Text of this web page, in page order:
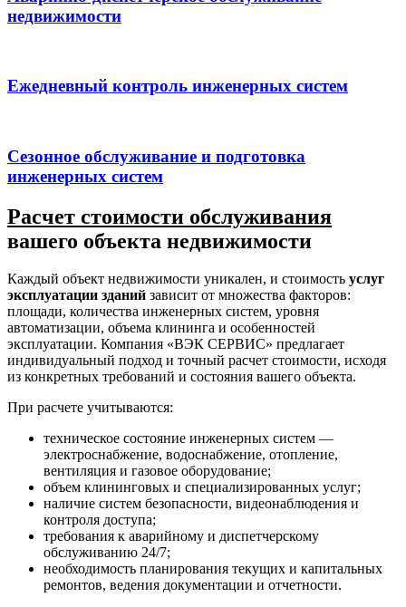
недвижимости
Ежедневный контроль инженерных систем
Сезонное обслуживание и подготовка
инженерных систем
Расчет стоимости обслуживания
вашего объекта недвижимости
Каждый объект недвижимости уникален, и стоимость услуг
эксплуатации зданий зависит от множества факторов:
площади, количества инженерных систем, уровня
автоматизации, объема клининга и особенностей
эксплуатации. Компания «ВЭК СЕРВИС» предлагает
индивидуальный подход и точный расчет стоимости, исходя
из конкретных требований и состояния вашего объекта.
При расчете учитываются:
техническое состояние инженерных систем —
электроснабжение, водоснабжение, отопление,
вентиляция и газовое оборудование;
объем клининговых и специализированных услуг;
наличие систем безопасности, видеонаблюдения и
контроля доступа;
требования к аварийному и диспетчерскому
обслуживанию 24/7;
необходимость планирования текущих и капитальных
ремонтов, ведения документации и отчетности.